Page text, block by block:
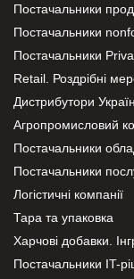
Постачальники
Постачальники
Постачальники
Retail. Роздрібні
Дистрибутори
Агропромисловий
Постачальники
Постачальники
Логістичні компанії
Тара та упаковка
Харчові добавки.
Постачальники IT-